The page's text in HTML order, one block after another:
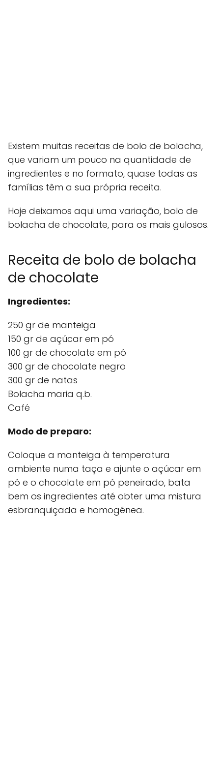
Existem muitas receitas de bolo de bolacha,
que variam um pouco na quantidade de
ingredientes e no formato, quase todas as
famílias têm a sua própria receita.
Hoje deixamos aqui uma variação, bolo de
bolacha de chocolate, para os mais gulosos.
Receita de bolo de bolacha
de chocolate
Ingredientes:
250 gr de manteiga
150 gr de açúcar em pó
100 gr de chocolate em pó
300 gr de chocolate negro
300 gr de natas
Bolacha maria q.b.
Café
Modo de preparo:
Coloque a manteiga à temperatura
ambiente numa taça e ajunte o açúcar em
pó e o chocolate em pó peneirado, bata
bem os ingredientes até obter uma mistura
esbranquiçada e homogénea.